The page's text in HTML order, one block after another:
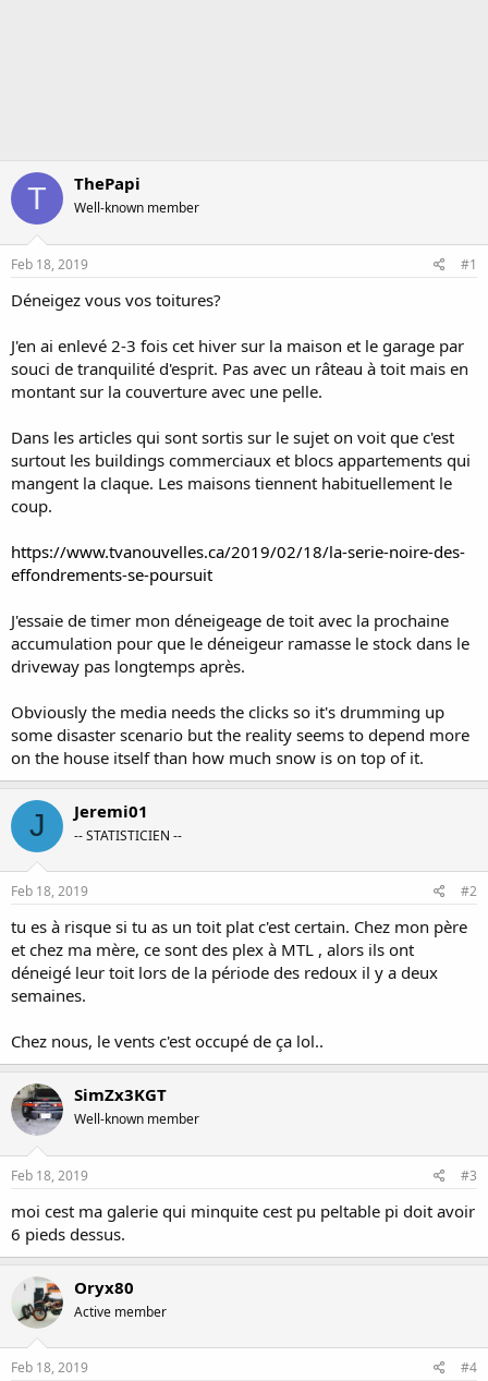
T ThePapi
Well-known member
Feb 18, 2019 #1
Déneigez vous vos toitures?
J'en ai enlevé 2-3 fois cet hiver sur la maison et le garage par
souci de tranquilité d'esprit. Pas avec un râteau à toit mais en
montant sur la couverture avec une pelle.
Dans les articles qui sont sortis sur le sujet on voit que c'est
surtout les buildings commerciaux et blocs appartements qui
mangent la claque. Les maisons tiennent habituellement le
coup.
https://www.tvanouvelles.ca/2019/02/18/la-serie-noire-des-
effondrements-se-poursuit
J'essaie de timer mon déneigeage de toit avec la prochaine
accumulation pour que le déneigeur ramasse le stock dans le
driveway pas longtemps après.
Obviously the media needs the clicks so it's drumming up
some disaster scenario but the reality seems to depend more
on the house itself than how much snow is on top of it.
J Jeremi01
-- STATISTICIEN --
Feb 18, 2019 #2
tu es à risque si tu as un toit plat c'est certain. Chez mon père
et chez ma mère, ce sont des plex à MTL , alors ils ont
déneigé leur toit lors de la période des redoux il y a deux
semaines.
Chez nous, le vents c'est occupé de ça lol..
SimZx3KGT
Well-known member
Feb 18, 2019 #3
moi cest ma galerie qui minquite cest pu peltable pi doit avoir
6 pieds dessus.
Oryx80
Active member
Feb 18, 2019 #4